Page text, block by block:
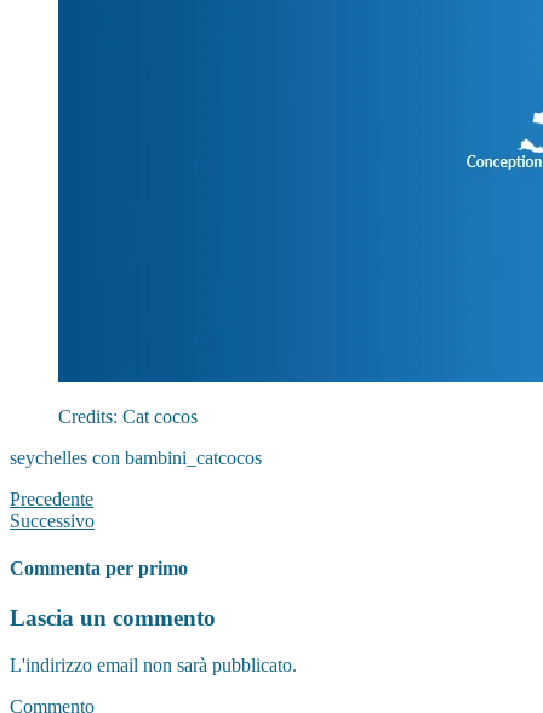
Credits: Cat cocos
seychelles con bambini_catcocos
Precedente
Successivo
Commenta per primo
Lascia un commento
L'indirizzo email non sarà pubblicato.
Commento